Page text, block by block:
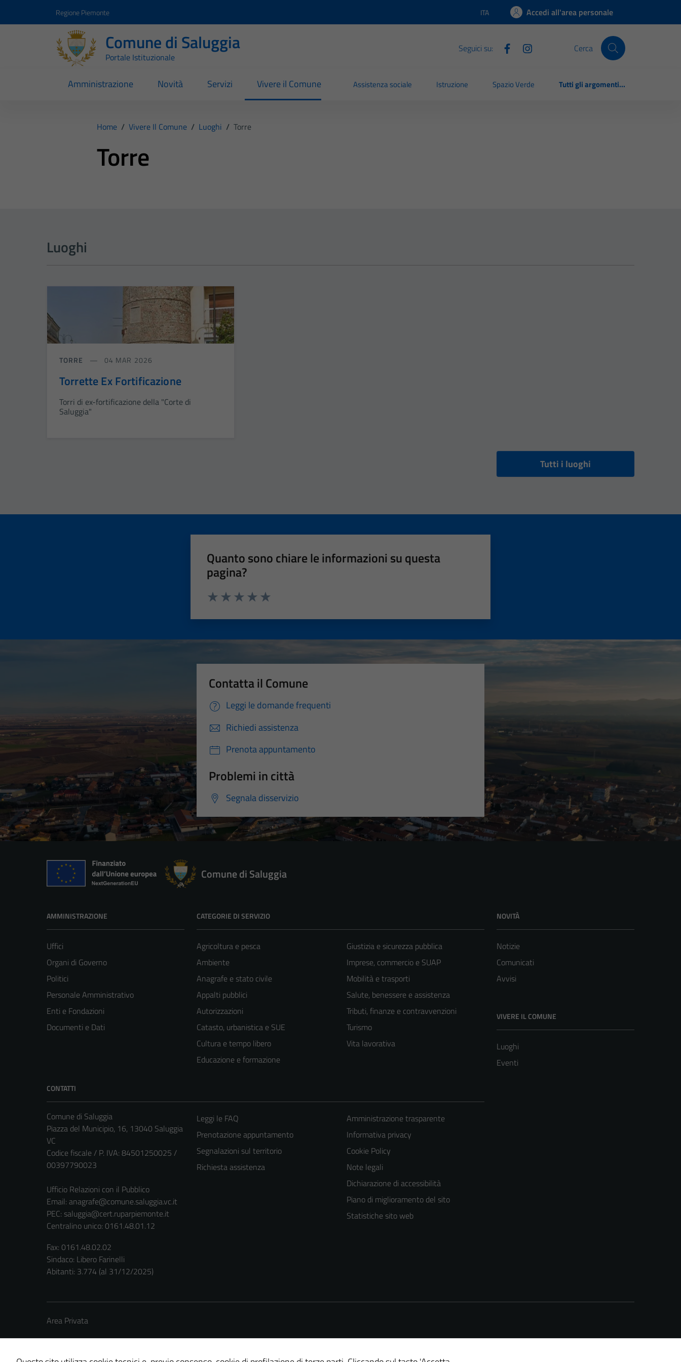
Regione Piemonte Lingua attiva:
ITA Accedi all'area personale
Comune di Saluggia
Portale Istituzionale
Seguici su: Cerca
Amministrazione Novità Servizi Vivere il Comune Assistenza sociale Istruzione Spazio Verde Tutti gli argomenti...
Home / Vivere Il Comune / Luoghi / Torre
Torre
Luoghi
TORRE 04 MAR 2026
Torrette Ex Fortificazione
Torri di ex-fortificazione della "Corte di
Saluggia"
Tutti i luoghi
Quanto sono chiare le informazioni su questa
pagina?
Contatta il Comune
Leggi le domande frequenti
Richiedi assistenza
Prenota appuntamento
Problemi in città
Segnala disservizio
Comune di Saluggia
AMMINISTRAZIONE
Uffici
Organi di Governo
Politici
Personale Amministrativo
Enti e Fondazioni
Documenti e Dati
CATEGORIE DI SERVIZIO
Agricoltura e pesca
Ambiente
Anagrafe e stato civile
Appalti pubblici
Autorizzazioni
Catasto, urbanistica e SUE
Cultura e tempo libero
Educazione e formazione
Giustizia e sicurezza pubblica
Imprese, commercio e SUAP
Mobilità e trasporti
Salute, benessere e assistenza
Tributi, finanze e contravvenzioni
Turismo
Vita lavorativa
NOVITÀ
Notizie
Comunicati
Avvisi
VIVERE IL COMUNE
Luoghi
Eventi
CONTATTI
Comune di Saluggia
Piazza del Municipio, 16, 13040 Saluggia
VC
Codice fiscale / P. IVA: 84501250025 /
00397790023
Ufficio Relazioni con il Pubblico
Email: anagrafe@comune.saluggia.vc.it
PEC: saluggia@cert.ruparpiemonte.it
Centralino unico: 0161.48.01.12
Fax: 0161.48.02.02
Sindaco: Libero Farinelli
Abitanti: 3.774 (al 31/12/2025)
Leggi le FAQ
Prenotazione appuntamento
Segnalazioni sul territorio
Richiesta assistenza
Amministrazione trasparente
Informativa privacy
Cookie Policy
Note legali
Dichiarazione di accessibilità
Piano di miglioramento del sito
Statistiche sito web
Area Privata